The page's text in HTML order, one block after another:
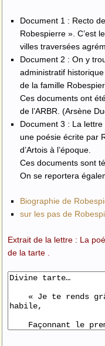
Document 1 : Recto
Robespierre ». C’est
villes traversées
Document 2 : On y
administratif
de la famille
Ces documents ont
de l’ARBR. (Arsène
Document 3 : La lettre
une poésie écrite par
d’Artois à l’époque.
Ces documents sont
On se reportera
Biographie de
sur les pas de
Extrait de la lettre : La
de la tarte .